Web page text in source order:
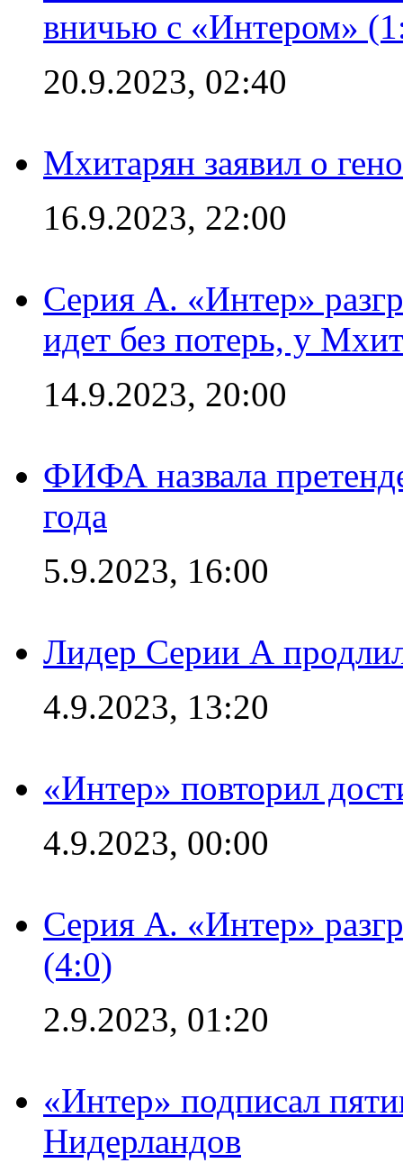
вничью с «Интером»
20.9.2023, 02:40
Мхитарян заявил о
16.9.2023, 22:00
Серия А. «Интер»
идет без потерь, у
14.9.2023, 20:00
ФИФА назвала
года
5.9.2023, 16:00
Лидер Серии А
4.9.2023, 13:20
«Интер» повторил
4.9.2023, 00:00
Серия А. «Интер»
(4:0)
2.9.2023, 01:20
«Интер» подписал
Нидерландов